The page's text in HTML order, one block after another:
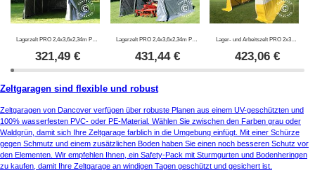
Lagerzelt PRO 2,4x3,6x2,34m PE, Grau
321,49 €
Lagerzelt PRO 2,4x3,6x2,34m PVC, Grau
431,44€
Lager- und Arbeitszelt PRO 2x3x2m, PVC, weiß/gelb, flammfest
423,06€
Zeltgaragen sind flexible und robust
Zeltgaragen von Dancover verfügen über robuste Planen aus einem UV-geschützten und
100% wasserfesten PVC- oder PE-Material. Wählen Sie zwischen den Farben grau oder
Waldgrün, damit sich Ihre Zeltgarage farblich in die Umgebung einfügt. Mit einer Schürze
gegen Schmutz und einem zusätzlichen Boden haben Sie einen noch besseren Schutz vor
den Elementen. Wir empfehlen Ihnen, ein Safety-Pack mit Sturmgurten und Bodenheringen
zu kaufen, damit Ihre Zeltgarage an windigen Tagen geschützt und gesichert ist.